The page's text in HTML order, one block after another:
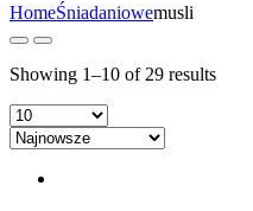
HomeŚniadaniowemusli
Showing 1–10 of 29 results